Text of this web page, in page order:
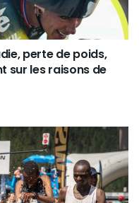
perte de poids,
sur les raisons de